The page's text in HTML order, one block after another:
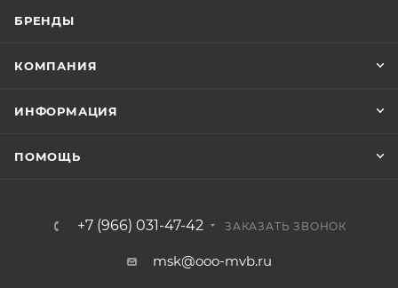
БРЕНДЫ
КОМПАНИЯ
ИНФОРМАЦИЯ
ПОМОЩЬ
+7 (966) 031-47-42 ЗАКАЗАТЬ ЗВОНОК
msk@ooo-mvb.ru